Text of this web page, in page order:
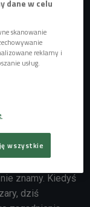
ważne są
Droga do kariery
-
znamy. Kiedyś
dziś
dane w celu
skanowanie
reklamy i
usług.
wszystkie